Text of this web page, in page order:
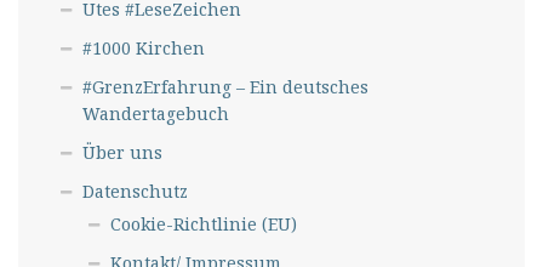
Utes #LeseZeichen
#1000 Kirchen
#GrenzErfahrung – Ein deutsches
Wandertagebuch
Über uns
Datenschutz
Cookie-Richtlinie (EU)